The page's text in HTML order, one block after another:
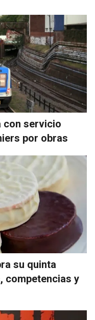
con servicio
por obras
su quinta
competencias y